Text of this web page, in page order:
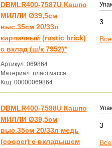
DBMLR400-7587U Кашпо
МИЛЛИ Ø39,5см
выс.35см 20/33л
кирпичный (rustic brick)
с вклад (ш/к 7952)*
Артикул: 069864
Материал: пластмасса
Код: 00000069864
3
DBMLR400-7598U Кашпо
МИЛЛИ Ø39,5см
выс.35см 20/33л медь
(cooper) с вкладышем
3